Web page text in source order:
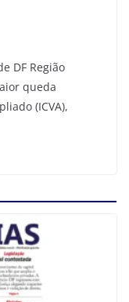
DF Região
queda
(ICVA),